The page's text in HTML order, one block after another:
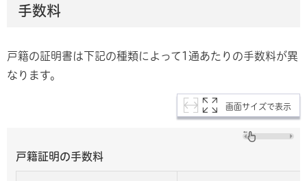
手数料
戸籍の証明書は下記の種類によって1通あたりの手数料が異
なります。
画面サイズで表示
戸籍証明の手数料